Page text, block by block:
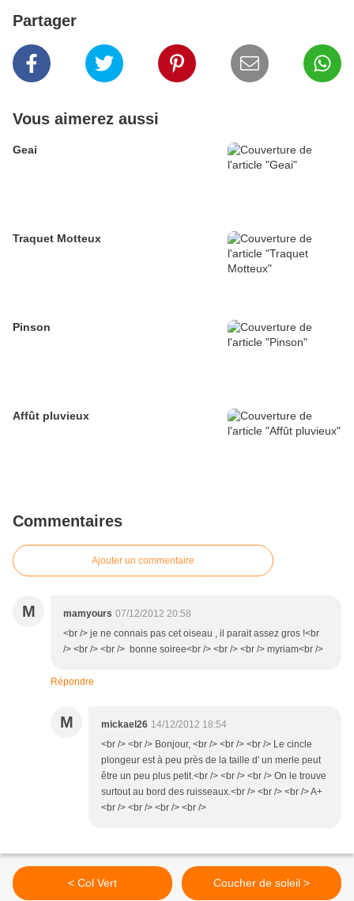
Partager
Vous aimerez aussi
Geai
Traquet Motteux
Pinson
Affût pluvieux
Commentaires
Ajouter un commentaire
M mamyours 07/12/2012 20:58
<br /> je ne connais pas cet oiseau , il parait assez gros !<br
/> <br /> <br /> bonne soiree<br /> <br /> <br /> myriam<br />
Répondre
M mickael26 14/12/2012 18:54
<br /> <br /> Bonjour, <br /> <br /> <br /> Le cincle
plongeur est à peu près de la taille d' un merle peut
être un peu plus petit.<br /> <br /> <br /> On le trouve
surtout au bord des ruisseaux.<br /> <br /> <br /> A+
<br /> <br /> <br /> <br />
< Col Vert Coucher de soleil >